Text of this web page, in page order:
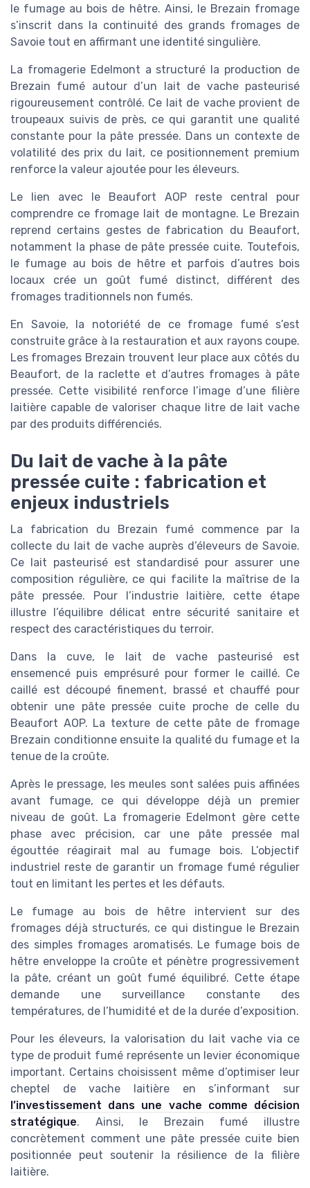
le fumage au bois de hêtre. Ainsi, le Brezain fromage
s’inscrit dans la continuité des grands fromages de
Savoie tout en affirmant une identité singulière.
La fromagerie Edelmont a structuré la production de
Brezain fumé autour d’un lait de vache pasteurisé
rigoureusement contrôlé. Ce lait de vache provient de
troupeaux suivis de près, ce qui garantit une qualité
constante pour la pâte pressée. Dans un contexte de
volatilité des prix du lait, ce positionnement premium
renforce la valeur ajoutée pour les éleveurs.
Le lien avec le Beaufort AOP reste central pour
comprendre ce fromage lait de montagne. Le Brezain
reprend certains gestes de fabrication du Beaufort,
notamment la phase de pâte pressée cuite. Toutefois,
le fumage au bois de hêtre et parfois d’autres bois
locaux crée un goût fumé distinct, différent des
fromages traditionnels non fumés.
En Savoie, la notoriété de ce fromage fumé s’est
construite grâce à la restauration et aux rayons coupe.
Les fromages Brezain trouvent leur place aux côtés du
Beaufort, de la raclette et d’autres fromages à pâte
pressée. Cette visibilité renforce l’image d’une filière
laitière capable de valoriser chaque litre de lait vache
par des produits différenciés.
Du lait de vache à la pâte
pressée cuite : fabrication et
enjeux industriels
La fabrication du Brezain fumé commence par la
collecte du lait de vache auprès d’éleveurs de Savoie.
Ce lait pasteurisé est standardisé pour assurer une
composition régulière, ce qui facilite la maîtrise de la
pâte pressée. Pour l’industrie laitière, cette étape
illustre l’équilibre délicat entre sécurité sanitaire et
respect des caractéristiques du terroir.
Dans la cuve, le lait de vache pasteurisé est
ensemencé puis emprésuré pour former le caillé. Ce
caillé est découpé finement, brassé et chauffé pour
obtenir une pâte pressée cuite proche de celle du
Beaufort AOP. La texture de cette pâte de fromage
Brezain conditionne ensuite la qualité du fumage et la
tenue de la croûte.
Après le pressage, les meules sont salées puis affinées
avant fumage, ce qui développe déjà un premier
niveau de goût. La fromagerie Edelmont gère cette
phase avec précision, car une pâte pressée mal
égouttée réagirait mal au fumage bois. L’objectif
industriel reste de garantir un fromage fumé régulier
tout en limitant les pertes et les défauts.
Le fumage au bois de hêtre intervient sur des
fromages déjà structurés, ce qui distingue le Brezain
des simples fromages aromatisés. Le fumage bois de
hêtre enveloppe la croûte et pénètre progressivement
la pâte, créant un goût fumé équilibré. Cette étape
demande une surveillance constante des
températures, de l’humidité et de la durée d’exposition.
Pour les éleveurs, la valorisation du lait vache via ce
type de produit fumé représente un levier économique
important. Certains choisissent même d’optimiser leur
cheptel de vache laitière en s’informant sur
l’investissement dans une vache comme décision
stratégique. Ainsi, le Brezain fumé illustre
concrètement comment une pâte pressée cuite bien
positionnée peut soutenir la résilience de la filière
laitière.